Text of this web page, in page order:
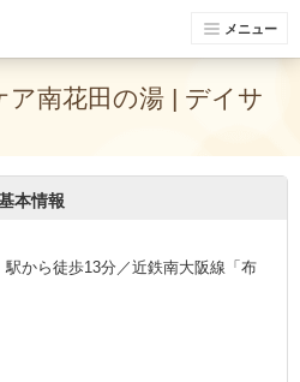
メニュー
南花田の湯 | デイサ
本情報
から徒歩13分／近鉄南大阪線「布